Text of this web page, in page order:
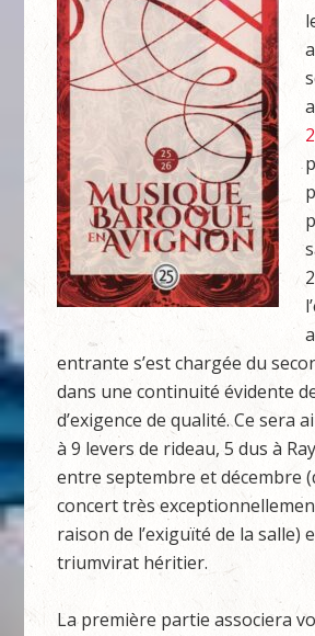
entrante s’est chargée du
dans une continuité évidente
d’exigence de qualité. Ce sera
à 9 levers de rideau, 5 dus à
entre septembre et décembre
concert très
raison de l’exiguïté de la salle)
triumvirat héritier.
La première partie associera